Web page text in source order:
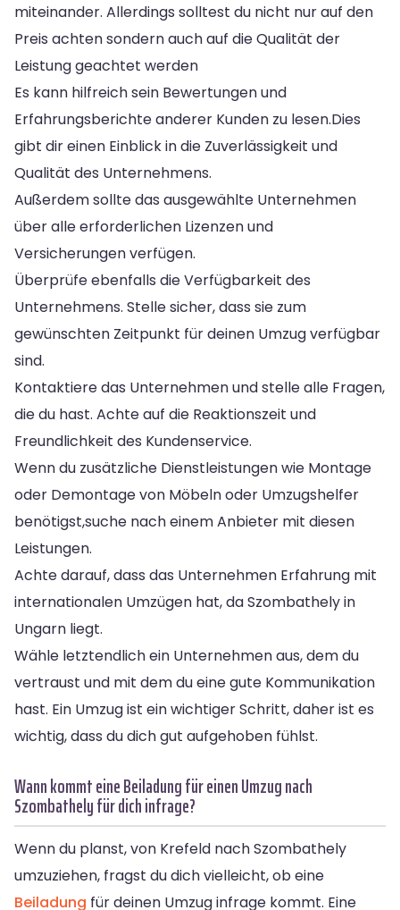
miteinander. Allerdings solltest du nicht nur auf den
Preis achten sondern auch auf die Qualität der
Leistung geachtet werden
Es kann hilfreich sein Bewertungen und
Erfahrungsberichte anderer Kunden zu lesen.Dies
gibt dir einen Einblick in die Zuverlässigkeit und
Qualität des Unternehmens.
Außerdem sollte das ausgewählte Unternehmen
über alle erforderlichen Lizenzen und
Versicherungen verfügen.
Überprüfe ebenfalls die Verfügbarkeit des
Unternehmens. Stelle sicher, dass sie zum
gewünschten Zeitpunkt für deinen Umzug verfügbar
sind.
Kontaktiere das Unternehmen und stelle alle Fragen,
die du hast. Achte auf die Reaktionszeit und
Freundlichkeit des Kundenservice.
Wenn du zusätzliche Dienstleistungen wie Montage
oder Demontage von Möbeln oder Umzugshelfer
benötigst,suche nach einem Anbieter mit diesen
Leistungen.
Achte darauf, dass das Unternehmen Erfahrung mit
internationalen Umzügen hat, da Szombathely in
Ungarn liegt.
Wähle letztendlich ein Unternehmen aus, dem du
vertraust und mit dem du eine gute Kommunikation
hast. Ein Umzug ist ein wichtiger Schritt, daher ist es
wichtig, dass du dich gut aufgehoben fühlst.
Wann kommt eine Beiladung für einen Umzug nach
Szombathely für dich infrage?
Wenn du planst, von Krefeld nach Szombathely
umzuziehen, fragst du dich vielleicht, ob eine
Beiladung für deinen Umzug infrage kommt. Eine